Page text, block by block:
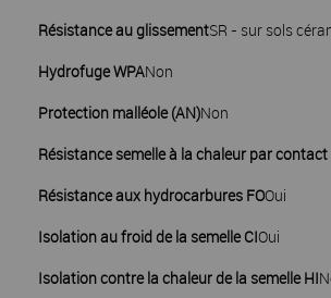
Résistance au glissementSR - sur sols
Hydrofuge WPANon
Protection malléole (AN)Non
Résistance semelle à la chaleur par contact
Résistance aux hydrocarbures FOOui
Isolation au froid de la semelle CIOui
Isolation contre la chaleur de la semelle HI